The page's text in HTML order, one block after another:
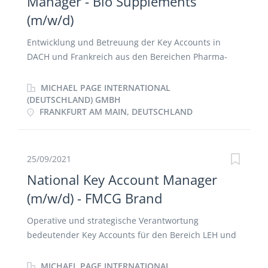
(m/w/d)
Entwicklung und Betreuung der Key Accounts in
DACH und Frankreich aus den Bereichen Pharma-
Drogeriemärkte, Online-Marketplaces, etc.
Identifizierung von Geschäftsmöglichkeiten und
Leadgewinnung bei Ihren Kunden im FMCG Bereich
Marktinformationen zur Identifizierung von
des gesamten Vertriebsprozesses, von der
Akquisition bis zum Abschluss Effektive
Kommunikation mit den Kunden, internen
Schnittstellen und Dritten zur Weiterentwicklung der
Unternehmensmarke Präsentation des interessanten
MICHAEL PAGE INTERNATIONAL
(DEUTSCHLAND) GMBH
FRANKFURT AM MAIN, DEUTSCHLAND
25/09/2021
National Key Account Manager
(m/w/d) - FMCG Brand
Operative und strategische Verantwortung
bedeutender Key Accounts für den Bereich LEH und
sowie intensive Kontaktpflege zu den